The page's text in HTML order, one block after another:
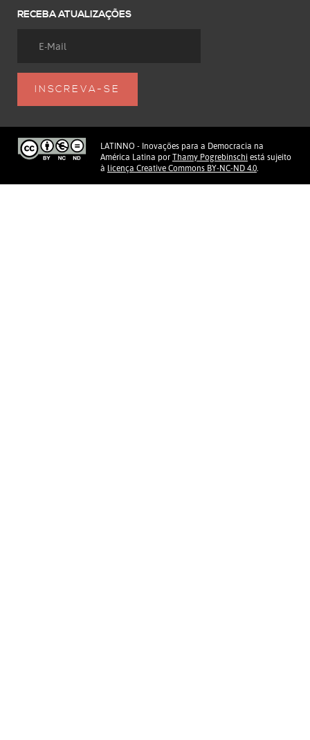
RECEBA ATUALIZAÇÕES
LATINNO - Inovações para a Democracia na
América Latina por Thamy Pogrebinschi está sujeito
à licença Creative Commons BY-NC-ND 4.0.